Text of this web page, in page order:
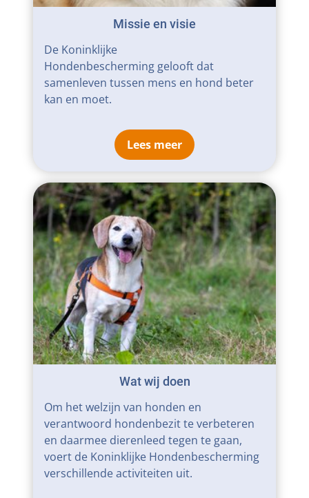
Missie en visie
De Koninklijke
Hondenbescherming gelooft dat
samenleven tussen mens en hond beter
kan en moet.
Lees meer
Wat wij doen
Om het welzijn van honden en
verantwoord hondenbezit te verbeteren
en daarmee dierenleed tegen te gaan,
voert de Koninklijke Hondenbescherming
verschillende activiteiten uit.